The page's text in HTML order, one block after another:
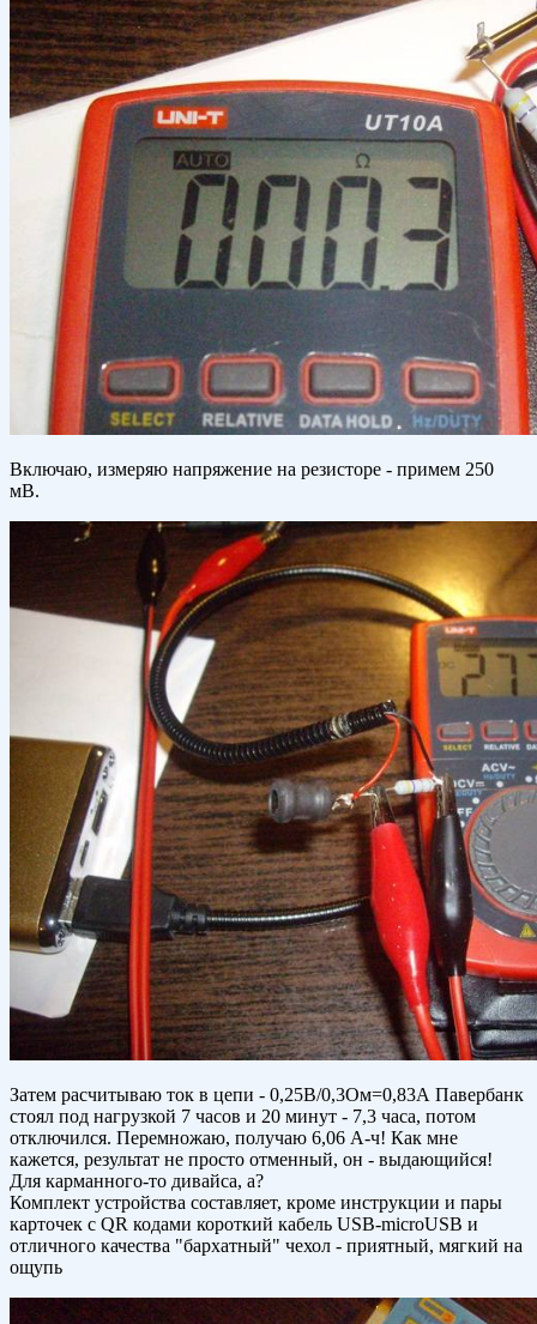
Включаю, измеряю напряжение на резисторе - примем 250
мВ.
Затем расчитываю ток в цепи - 0,25В/0,3Ом=0,83А Павербанк
стоял под нагрузкой 7 часов и 20 минут - 7,3 часа, потом
отключился. Перемножаю, получаю 6,06 А-ч! Как мне
кажется, результат не просто отменный, он - выдающийся!
Для карманного-то дивайса, а?
Комплект устройства составляет, кроме инструкции и пары
карточек с QR кодами короткий кабель USB-microUSB и
отличного качества "бархатный" чехол - приятный, мягкий на
ощупь